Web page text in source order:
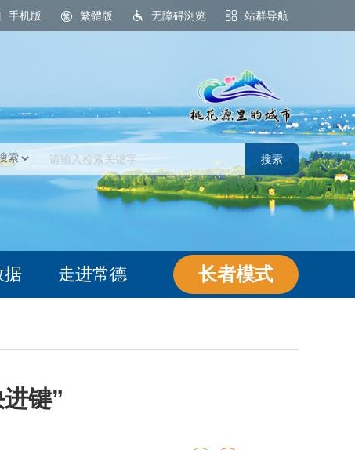
手机版 繁體版 无障碍浏览 站群导航
桃花源里的城市
据 走进常德 长者模式
键”